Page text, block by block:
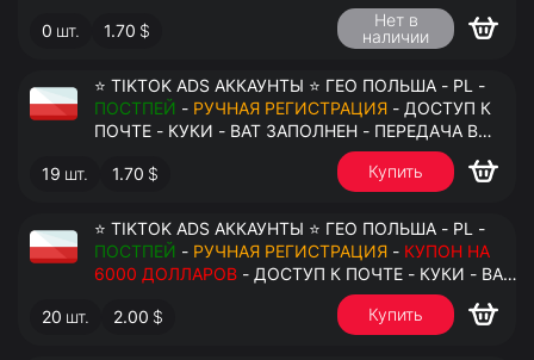
0 шт. 1.70 $
Нет в
наличии
⭐ TIKTOK ADS АККАУНТЫ ⭐ ГЕО ПОЛЬША - PL -
ПОСТПЕЙ - РУЧНАЯ РЕГИСТРАЦИЯ - ДОСТУП К
ПОЧТЕ - КУКИ - ВАТ ЗАПОЛНЕН - ПЕРЕДАЧА В
19 шт. 1.70 $ Купить
⭐ TIKTOK ADS АККАУНТЫ ⭐ ГЕО ПОЛЬША - PL -
ПОСТПЕЙ - РУЧНАЯ РЕГИСТРАЦИЯ - КУПОН НА
6000 ДОЛЛАРОВ - ДОСТУП К ПОЧТЕ - КУКИ - ВАТ
ЗАПОЛНЕН - ПЕРЕДАЧА В АНТИДЕТЕКТ
20 шт. 2.00 $ Купить